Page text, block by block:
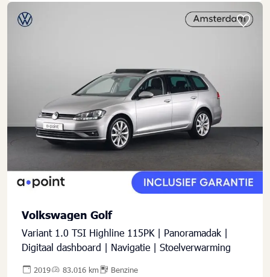
Volkswagen Golf
Variant 1.0 TSI Highline 115PK | Panoramadak |
Digitaal dashboard | Navigatie | Stoelverwarming
2019 83.016 km Benzine